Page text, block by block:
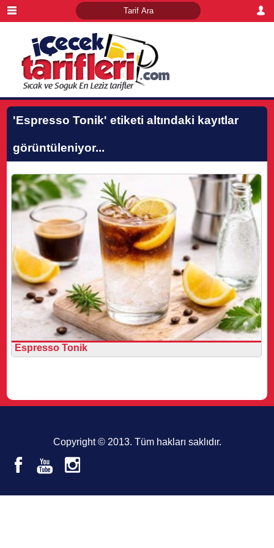
'Espresso Tonik' etiketi altındaki kayıtlar
görüntüleniyor...
Espresso Tonik
Copyright © 2013. Tüm hakları saklıdır.